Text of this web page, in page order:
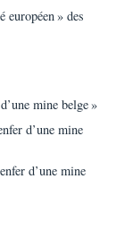
européen » des
mine belge »
d’une mine
d’une mine